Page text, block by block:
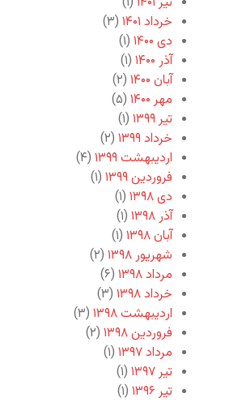
خرداد ۱۴۰۱
(۳)
دی ۱۴۰۰
(۱)
آذر ۱۴۰۰
(۱)
آبان ۱۴۰۰
(۲)
مهر ۱۴۰۰
(۵)
تیر ۱۳۹۹
(۱)
خرداد ۱۳۹۹
(۲)
اردیبهشت ۱۳۹۹
(۴)
فروردین ۱۳۹۹
(۱)
دی ۱۳۹۸
(۱)
آذر ۱۳۹۸
(۱)
آبان ۱۳۹۸
(۱)
شهریور ۱۳۹۸
(۲)
مرداد ۱۳۹۸
(۶)
خرداد ۱۳۹۸
(۳)
اردیبهشت ۱۳۹۸
(۳)
فروردین ۱۳۹۸
(۲)
مرداد ۱۳۹۷
(۱)
تیر ۱۳۹۷
(۱)
تیر ۱۳۹۶
(۱)